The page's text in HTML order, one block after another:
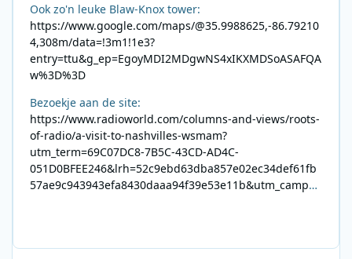
Ook zo'n leuke Blaw-Knox tower:
https://www.google.com/maps/@35.9988625,-86.79210
4,308m/data=!3m1!1e3?
entry=ttu&g_ep=EgoyMDI2MDgwNS4xIKXMDSoASAFQA
w%3D%3D
Bezoekje aan de site:
https://www.radioworld.com/columns-and-views/roots-
of-radio/a-visit-to-nashvilles-wsmam?
utm_term=69C07DC8-7B5C-43CD-AD4C-
051D0BFEE246&lrh=52c9ebd63dba857e02ec34def61fb
57ae9c943943efa8430daaa94f39e53e11b&utm_campai
8F09201A140D&utm_source=SmartBrief